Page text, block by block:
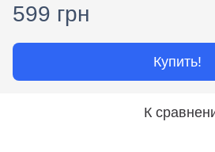
599 грн
Купить!
К